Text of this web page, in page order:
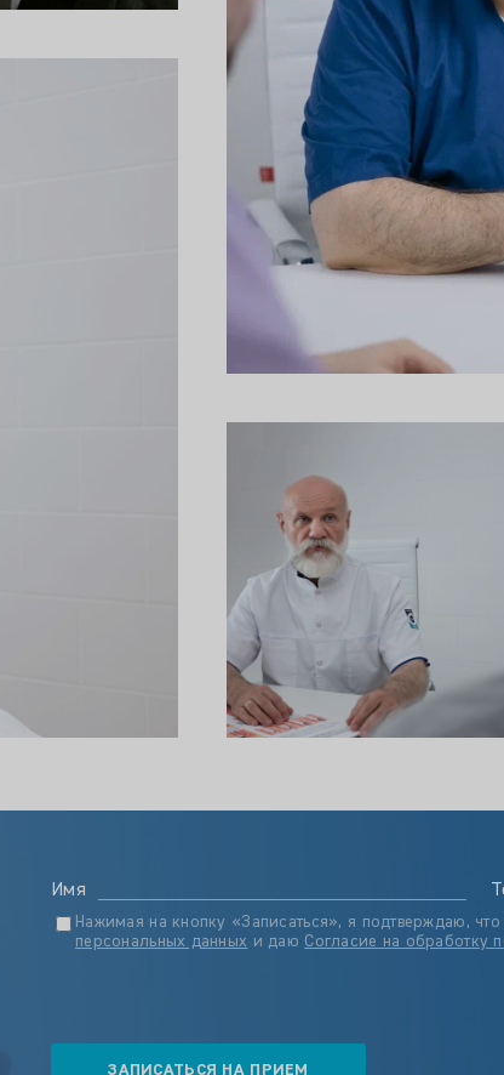
Имя
Нажимая на кнопку «Записаться», я подтверждаю,
персональных данных и даю Согласие на обработку